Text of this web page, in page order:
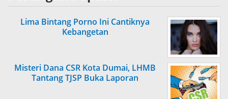
Lima Bintang Porno Ini Cantiknya
Kebangetan
Misteri Dana CSR Kota Dumai, LHMB
Tantang TJSP Buka Laporan